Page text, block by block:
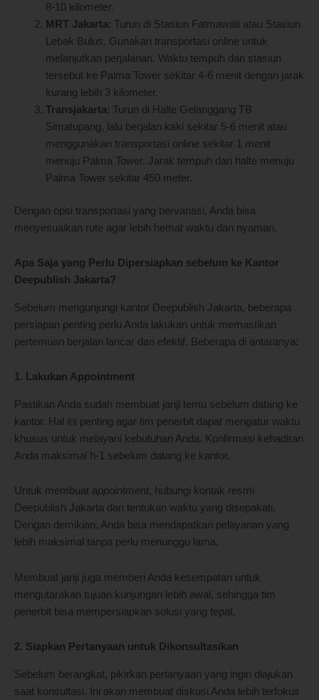
8-10 kilometer.
MRT Jakarta: Turun di Stasiun Fatmawati atau Stasiun
Lebak Bulus. Gunakan transportasi online untuk
melanjutkan perjalanan. Waktu tempuh dari stasiun
tersebut ke Palma Tower sekitar 4-6 menit dengan jarak
kurang lebih 3 kilometer.
Transjakarta: Turun di Halte Gelanggang TB
Simatupang, lalu berjalan kaki sekitar 5-6 menit atau
menggunakan transportasi online sekitar 1 menit
menuju Palma Tower. Jarak tempuh dari halte menuju
Palma Tower sekitar 450 meter.
Dengan opsi transportasi yang bervariasi, Anda bisa
menyesuaikan rute agar lebih hemat waktu dan nyaman.
Apa Saja yang Perlu Dipersiapkan sebelum ke Kantor
Deepublish Jakarta?
Sebelum mengunjungi kantor Deepublish Jakarta, beberapa
persiapan penting perlu Anda lakukan untuk memastikan
pertemuan berjalan lancar dan efektif. Beberapa di antaranya:
1. Lakukan Appointment
Pastikan Anda sudah membuat janji temu sebelum datang ke
kantor. Hal ini penting agar tim penerbit dapat mengatur waktu
khusus untuk melayani kebutuhan Anda. Konfirmasi kehadiran
Anda maksimal h-1 sebelum datang ke kantor.
Untuk membuat appointment, hubungi kontak resmi
Deepublish Jakarta dan tentukan waktu yang disepakati.
Dengan demikian, Anda bisa mendapatkan pelayanan yang
lebih maksimal tanpa perlu menunggu lama.
Membuat janji juga memberi Anda kesempatan untuk
mengutarakan tujuan kunjungan lebih awal, sehingga tim
penerbit bisa mempersiapkan solusi yang tepat.
2. Siapkan Pertanyaan untuk Dikonsultasikan
Sebelum berangkat, pikirkan pertanyaan yang ingin diajukan
saat konsultasi. Ini akan membuat diskusi Anda lebih terfokus